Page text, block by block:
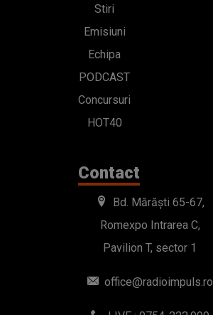
Stiri
Emisiuni
Echipa
PODCAST
Concursuri
HOT40
Contact
Bd. Mărăști 65-67,
Romexpo Intrarea C,
Pavilion T, sector 1
office@radioimpuls.ro